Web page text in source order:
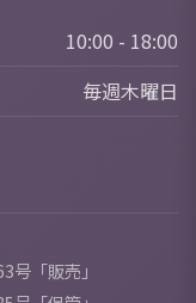
10:00 - 18:00
毎週木曜日
号「販売」